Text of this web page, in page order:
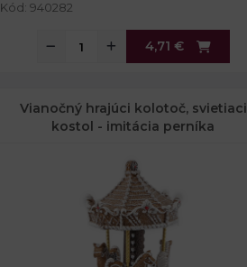
Kód: 940282
4,71 €
Vianočný hrajúci kolotoč, svietiaci
kostol - imitácia perníka